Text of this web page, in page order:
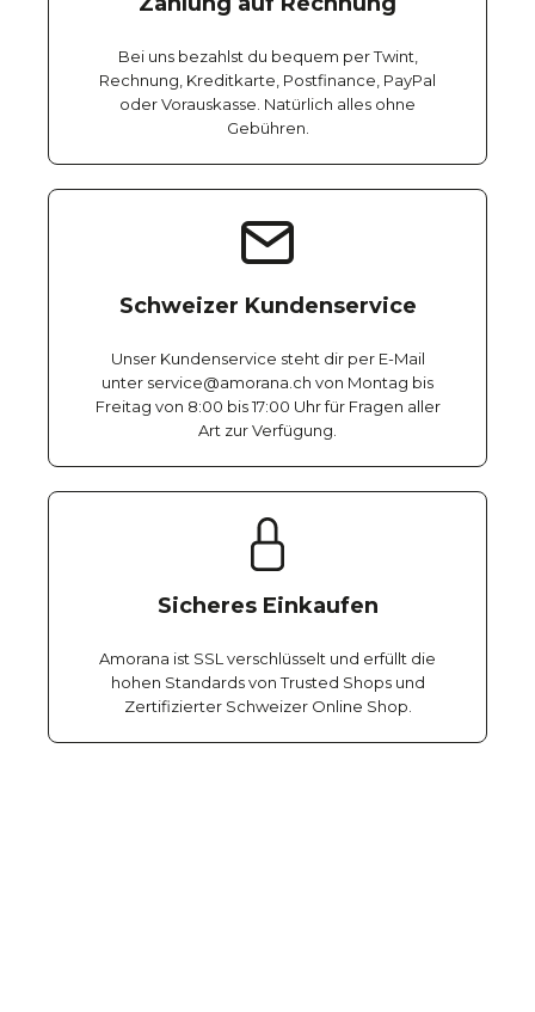
Bei uns bezahlst du bequem per Twint,
Rechnung, Kreditkarte, Postfinance, PayPal
oder Vorauskasse. Natürlich alles ohne
Gebühren.
Schweizer Kundenservice
Unser Kundenservice steht dir per E-Mail
unter service@amorana.ch von Montag bis
Freitag von 8:00 bis 17:00 Uhr für Fragen aller
Art zur Verfügung.
Sicheres Einkaufen
Amorana ist SSL verschlüsselt und erfüllt die
hohen Standards von Trusted Shops und
Zertifizierter Schweizer Online Shop.